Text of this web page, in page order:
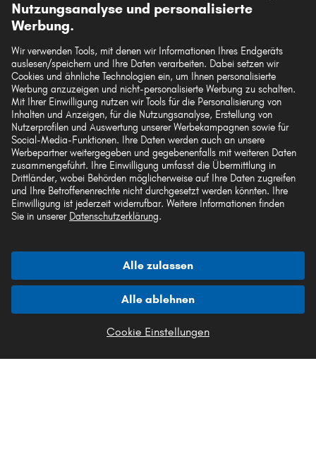
Mehr von kfzteile.com
Hilfe & Support
Rechtliches
Akzeptierte Zahlungsarten
Vorkasse
Unsere Versandpartner
Nutzungsanalyse und personalisierte
Werbung.
Wir verwenden Tools, mit denen wir Informationen Ihres Endgeräts
auslesen/speichern und Ihre Daten verarbeiten. Dabei setzen wir
Cookies und ähnliche Technologien ein, um Ihnen personalisierte
Werbung anzuzeigen und nicht-personalisierte Werbung zu schalten.
Mit Ihrer Einwilligung nutzen wir Tools für die Personalisierung von
Inhalten und Anzeigen, für die Nutzungsanalyse, Erstellung von
Nutzerprofilen und Auswertung unserer Werbekampagnen sowie für
Social-Media-Funktionen. Ihre Daten werden auch an unsere
Werbepartner weitergegeben und gegebenenfalls mit weiteren Daten
zusammengeführt. Ihre Einwilligung umfasst die Übermittlung in
Drittländer, wobei Behörden möglicherweise auf Ihre Daten zugreifen
und Ihre Betroffenenrechte nicht durchgesetzt werden könnten. Ihre
Einwilligung ist jederzeit widerrufbar. Weitere Informationen finden
Sie in unserer Datenschutzerklärung.
Alle zulassen
Alle ablehnen
Cookie Einstellungen